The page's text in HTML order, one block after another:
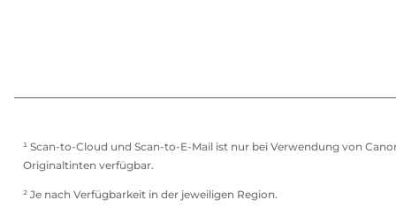
¹ Scan-to-Cloud und Scan-to-E-Mail ist nur bei Verwendung von
Originaltinten verfügbar.
² Je nach Verfügbarkeit in der jeweiligen Region.